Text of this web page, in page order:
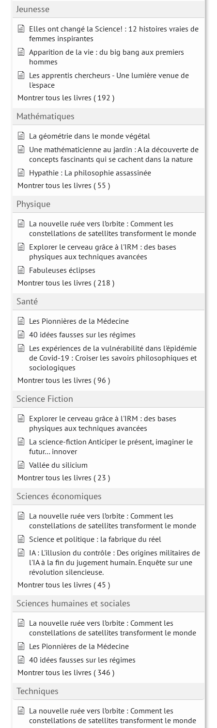
Jeunesse
Elles ont changé la Science! : 12 histoires vraies de
femmes inspirantes
Apparition de la vie : du big bang aux premiers
hommes
Les apprentis chercheurs - Une lumière venue de
l'espace
Montrer tous les livres ( 192 )
Mathématiques
La géométrie dans le monde végétal
Une mathématicienne au jardin : A la découverte de
concepts fascinants qui se cachent dans la nature
Hypathie : La philosophie assassinée
Montrer tous les livres ( 55 )
Physique
La nouvelle ruée vers l’orbite : Comment les
constellations de satellites transforment le monde
Explorer le cerveau grâce à l'IRM : des bases
physiques aux techniques avancées
Fabuleuses éclipses
Montrer tous les livres ( 218 )
Santé
Les Pionnières de la Médecine
40 idées fausses sur les régimes
Les expériences de la vulnérabilité dans l'épidémie
de Covid-19 : Croiser les savoirs philosophiques et
sociologiques
Montrer tous les livres ( 96 )
Science Fiction
Explorer le cerveau grâce à l'IRM : des bases
physiques aux techniques avancées
La science-fiction Anticiper le présent, imaginer le
futur… innover
Vallée du silicium
Montrer tous les livres ( 23 )
Sciences économiques
La nouvelle ruée vers l’orbite : Comment les
constellations de satellites transforment le monde
Science et politique : la fabrique du réel
IA : L'illusion du contrôle : Des origines militaires de
l'IA à la fin du jugement humain. Enquête sur une
révolution silencieuse.
Montrer tous les livres ( 45 )
Sciences humaines et sociales
La nouvelle ruée vers l’orbite : Comment les
constellations de satellites transforment le monde
Les Pionnières de la Médecine
40 idées fausses sur les régimes
Montrer tous les livres ( 346 )
Techniques
La nouvelle ruée vers l’orbite : Comment les
constellations de satellites transforment le monde